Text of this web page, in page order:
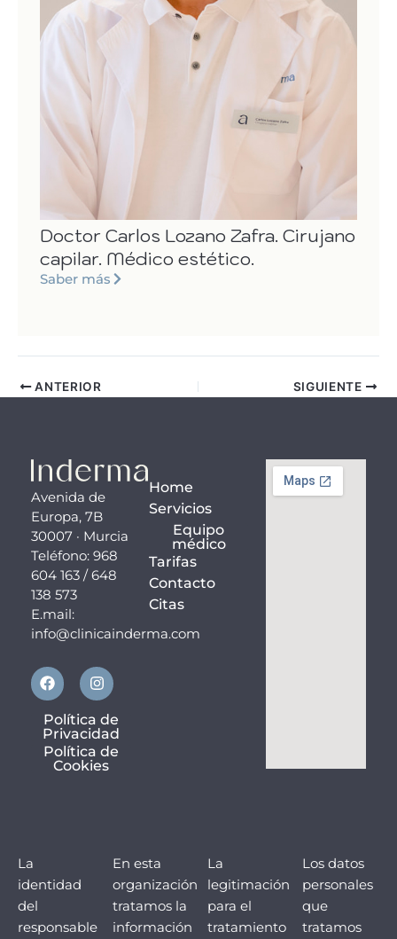
Doctor Carlos Lozano Zafra. Cirujano
capilar. Médico estético.
Saber más
ANTERIOR SIGUIENTE
Avenida de
Europa, 7B
30007 · Murcia
Teléfono: 968
604 163 / 648
138 573
E.mail:
info@clinicainderma.com
F
a
c
e
b
o
o
I
n
s
t
a
g
r
Política de
Privacidad
Política de
Cookies
Home
Servicios
Equipo
médico
Tarifas
Contacto
Citas
La
identidad
del
responsable
En esta
organización
tratamos la
información
La
legitimación
para el
tratamiento
Los datos
personales
que
tratamos